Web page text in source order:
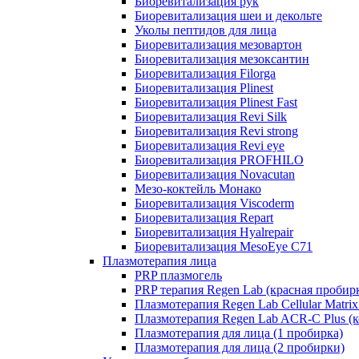
Биоревитализация шеи и декольте
Уколы пептидов для лица
Биоревитализация мезовартон
Биоревитализация мезоксантин
Биоревитализация Filorga
Биоревитализация Plinest
Биоревитализация Plinest Fast
Биоревитализация Revi Silk
Биоревитализация Revi strong
Биоревитализация Revi eye
Биоревитализация PROFHILO
Биоревитализация Novacutan
Мезо-коктейль Монако
Биоревитализация Viscoderm
Биоревитализация Repart
Биоревитализация Hyalrepair
Биоревитализация MesoEye C71
Плазмотерапия лица
PRP плазмогель
PRP терапия Regen Lab (красная
Плазмотерапия Regen Lab Cellular
Плазмотерапия Regen Lab ACR-C Plus
Плазмотерапия для лица (1 пробирка)
Плазмотерапия для лица (2 пробирки)